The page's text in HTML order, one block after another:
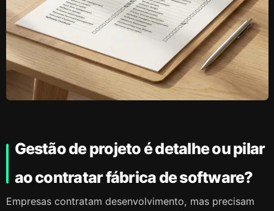
Gestão de projeto é detalhe ou pilar
ao contratar fábrica de software?
Empresas contratam desenvolvimento, mas precisam